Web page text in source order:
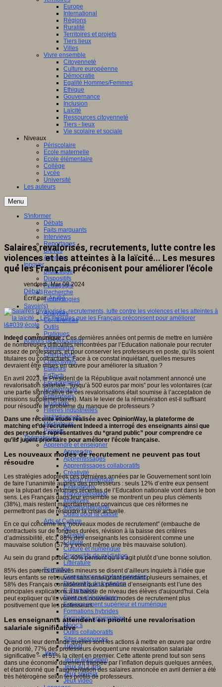
Europe
International
Régions
Ruralité
Territoires et projets
Tiers lieux
Villes
Vivre ensemble
Citoyenneté
Culture européenne
Démocratie
Egalité Hommes/Femmes
Ethique
Gouvernance
Inclusion
Laïcité
Ressources citoyenneté
Tiers - lieux
Vie scolaire et sociale
Niveaux
Périscolaire
Ecole maternelle
Ecole élémentaire
Collège
Lycée
Université
Les auteurs
Menu
S'informer
Débats
Faits marquants
Interviews
Reportages
Brèves
Agenda
Innover
Didactique
Dispositifs
Pédagogie
Recherche
Technologies
Savoir(s)
Analyses
Conférences
Outils
Pratiques
Acteurs de l'éducation
Animateurs
Chercheurs
Collectivités
Editeurs
EdTech
Encadrement
Enseignants
Entreprises
Etudiants
Filières industrielles
Institutionnels
Médiateurs
Parents
Thématiques
Apprendre et enseigner
Apprendre
Apprentissages
Apprentissages collaboratifs
Créativité
Culture numérique
Evaluations
Individualisation
Initiatives
Interdisciplinarité
Outils pour la classe
Arts et Culture
Art
Cinéma
Culture
Culture et numérique
Dispositifs de médiation
Littérature
Formation
Compétences professionnelles
Dispositifs de formation
E- formation
Enjeux et évolutions
Enseignement supérieur et numérique
Formations hybrides
Formation universitaire
Mooc’s
Outils collaboratifs
Sites ressources
Tutorat
Jeux
Jeu et éducation
Jeux 4/12 ans
Jeux sérieux
Jeux vidéo
Salaires revalorisés, recrutements, lutte contre les
violences et les atteintes à la laïcité... Les mesures
que les Français préconisent pour améliorer l'école
vendredi, Mar 08 2024
Débats
Écrit parAn@é
Indeed communique :Ces dernières années ont permis de mettre en lumière
de nombreuses difficultés rencontrées par l’Education nationale pour recruter
assez de professeurs, et pour conserver les professeurs en poste, qu’ils soient
titulaires ou contractuels. Face à ce constat inquiétant, quelles mesures
devraient être mises en œuvre pour améliorer la situation ?
En avril 2023, le Président de la République avait notamment annoncé une
revalorisation salariale, “jusqu’à 500 euros par mois” pour les volontaires (car
une partie significative de ces revalorisations était soumise à l’acceptation de
missions supplémentaires). Mais le levier de la rémunération est-il suffisant
pour résoudre le problème du manque de professeurs ?
Dans une récente étude réalisée avec OpinionWay, la plateforme de
matching et de recrutement Indeed a interrogé des enseignants ainsi que
des personnes représentatives du “grand public” pour comprendre ce
qu’ils jugent prioritaire pour améliorer l’école française.
Les nouveaux modes de recrutement ne peuvent pas tout
résoudre
Les stratégies adoptées ces dernières années par le Gouvernement sont loin
de faire l’unanimité auprès des professeurs : seuls 12% d’entre eux pensent
que la plupart des réformes récentes de l’Education nationale vont dans le bon
sens. Les Français dans leur ensemble se montrent un peu plus cléments
(38%), mais restent majoritairement convaincus que ces réformes ne
permettront pas de résoudre la crise actuelle.
En ce qui concerne les “nouveaux modes de recrutement” (embauche de
contractuels sur de longues durées, révision à la baisse des critères
d’admissibilité, etc.), 86% des enseignants les considèrent comme une
mauvaise solution (57% y voient même une très mauvaise solution).
Au sein du grand public, 40% pensent qu’il s’agit plutôt d’une bonne solution.
85% des parents d’élèves mineurs se disent d’ailleurs inquiets à l’idée que
leurs enfants se retrouvent sans enseignant pendant plusieurs semaines, et
58% des Français considèrent que la pénurie d’enseignants est l’une des
principales explications à la baisse de niveau des élèves d'aujourd'hui. Cela
peut expliquer qu’ils voient ces nouveaux modes de recrutement plus
positivement que les professeurs.
Les enseignants attendent en priorité une revalorisation
salariale significative
Quand on leur demande quelles sont les actions à mettre en œuvre par ordre
de priorité, 77% des professeurs évoquent une revalorisation salariale
significative – et 51% la citent en premier. Cette attente prend tout son sens
dans une économie durement frappée par l’inflation depuis quelques années,
et étant donné que l’augmentation des salaires annoncée en avril dernier a été
très hétérogène selon les profils de professeurs.